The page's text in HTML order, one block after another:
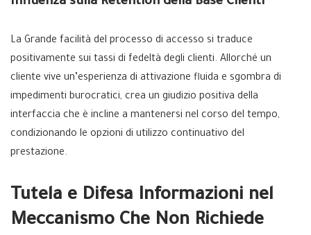
La Grande facilità del processo di accesso si traduce
positivamente sui tassi di fedeltà degli clienti. Allorché un
cliente vive un’esperienza di attivazione fluida e sgombra di
impedimenti burocratici, crea un giudizio positiva della
interfaccia che è incline a mantenersi nel corso del tempo,
condizionando le opzioni di utilizzo continuativo del
prestazione.
Tutela e Difesa Informazioni nel
Meccanismo Che Non Richiede